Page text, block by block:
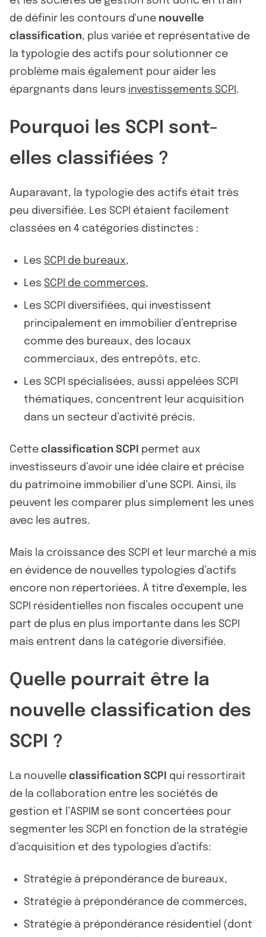
de définir les contours d'une nouvelle
classification, plus variée et représentative de
la typologie des actifs pour solutionner ce
problème mais également pour aider les
épargnants dans leurs investissements SCPI .
Pourquoi les SCPI sont-
elles classifiées ?
Auparavant, la typologie des actifs était très
peu diversifiée. Les SCPI étaient facilement
classées en 4 catégories distinctes :
Les SCPI de bureaux,
Les SCPI de commerces,
Les SCPI diversifiées, qui investissent
principalement en immobilier d’entreprise
comme des bureaux, des locaux
commerciaux, des entrepôts, etc.
Les SCPI spécialisées, aussi appelées SCPI
thématiques, concentrent leur acquisition
dans un secteur d’activité précis.
Cette classification SCPI
permet aux
investisseurs d’avoir une idée claire et précise
du patrimoine immobilier d’une SCPI. Ainsi, ils
peuvent les comparer plus simplement les unes
avec les autres.
Mais la croissance des SCPI et leur marché a mis
en évidence de nouvelles typologies d’actifs
encore non répertoriées. À titre d'exemple, les
SCPI résidentielles non fiscales occupent une
part de plus en plus importante dans les SCPI
mais entrent dans la catégorie diversifiée.
Quelle pourrait être la
nouvelle classification des
SCPI ?
La nouvelle classification SCPI
qui ressortirait
de la collaboration entre les sociétés de
gestion et l’ASPIM se sont concertées pour
segmenter les SCPI en fonction de la stratégie
d’acquisition et des typologies d’actifs:
Stratégie à prépondérance de bureaux,
Stratégie à prépondérance de commerces,
Stratégie à prépondérance résidentiel (dont